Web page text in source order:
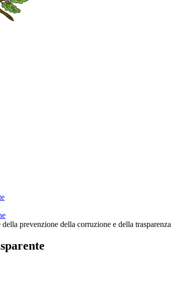
prevenzione della corruzione e della trasparenza